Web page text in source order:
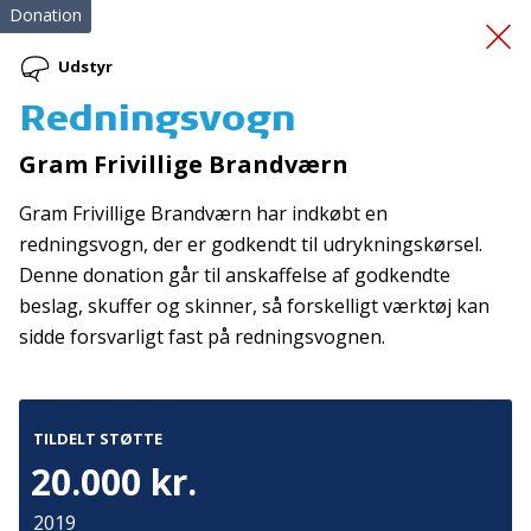
Mere motion i hverdagen
Donation
Udstyr
Redningsvogn
Gram Frivillige Brandværn
Gram Frivillige Brandværn har indkøbt en
redningsvogn, der er godkendt til udrykningskørsel.
Denne donation går til anskaffelse af godkendte
beslag, skuffer og skinner, så forskelligt værktøj kan
sidde forsvarligt fast på redningsvognen.
TILDELT STØTTE
20.000 kr.
2019
De seneste nyheder om TrygFondens og TryghedsGruppens
aktiviteter direkte i din indbakke.
Tilmeld